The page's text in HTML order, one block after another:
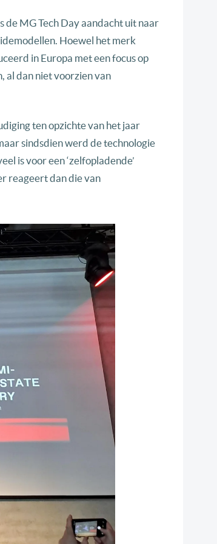
de MG Tech Day aandacht uit naar
Hoewel het merk
in Europa met een focus op
al dan niet voorzien van
ten opzichte van het jaar
sindsdien werd de technologie
is voor een ‘zelfopladende’
reageert dan die van